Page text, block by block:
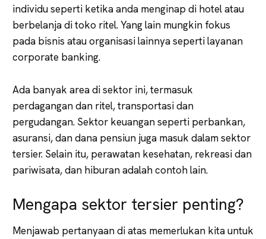
individu seperti ketika anda menginap di hotel atau
berbelanja di toko ritel. Yang lain mungkin fokus
pada bisnis atau organisasi lainnya seperti layanan
corporate banking.
Ada banyak area di sektor ini, termasuk
perdagangan dan ritel, transportasi dan
pergudangan. Sektor keuangan seperti perbankan,
asuransi, dan dana pensiun juga masuk dalam sektor
tersier. Selain itu, perawatan kesehatan, rekreasi dan
pariwisata, dan hiburan adalah contoh lain.
Mengapa sektor tersier penting?
Menjawab pertanyaan di atas memerlukan kita untuk